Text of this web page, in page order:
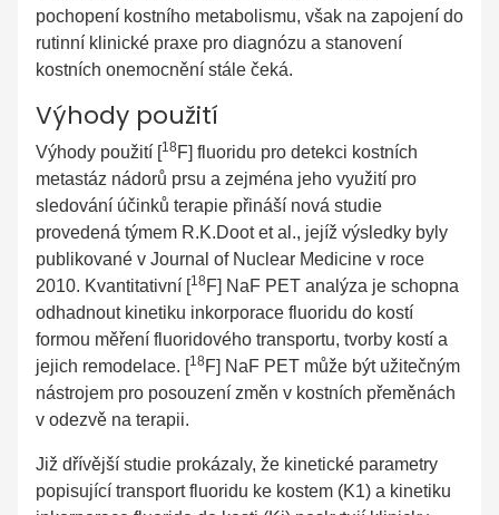
pochopení kostního metabolismu, však na zapojení do
rutinní klinické praxe pro diagnózu a stanovení
kostních onemocnění stále čeká.
Výhody použití
Výhody použití [18F] fluoridu pro detekci kostních
metastáz nádorů prsu a zejména jeho využití pro
sledování účinků terapie přináší nová studie
provedená týmem R.K.Doot et al., jejíž výsledky byly
publikované v Journal of Nuclear Medicine v roce
2010. Kvantitativní [18F] NaF PET analýza je schopna
odhadnout kinetiku inkorporace fluoridu do kostí
formou měření fluoridového transportu, tvorby kostí a
jejich remodelace. [18F] NaF PET může být užitečným
nástrojem pro posouzení změn v kostních přeměnách
v odezvě na terapii.
Již dřívější studie prokázaly, že kinetické parametry
popisující transport fluoridu ke kostem (K1) a kinetiku